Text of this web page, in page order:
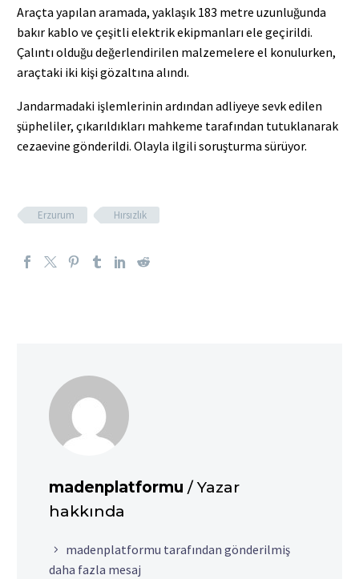
Araçta yapılan aramada, yaklaşık 183 metre uzunluğunda
bakır kablo ve çeşitli elektrik ekipmanları ele geçirildi.
Çalıntı olduğu değerlendirilen malzemelere el konulurken,
araçtaki iki kişi gözaltına alındı.
Jandarmadaki işlemlerinin ardından adliyeye sevk edilen
şüpheliler, çıkarıldıkları mahkeme tarafından tutuklanarak
cezaevine gönderildi. Olayla ilgili soruşturma sürüyor.
Erzurum Hırsızlık
madenplatformu / Yazar
hakkında
madenplatformu tarafından gönderilmiş
daha fazla mesaj